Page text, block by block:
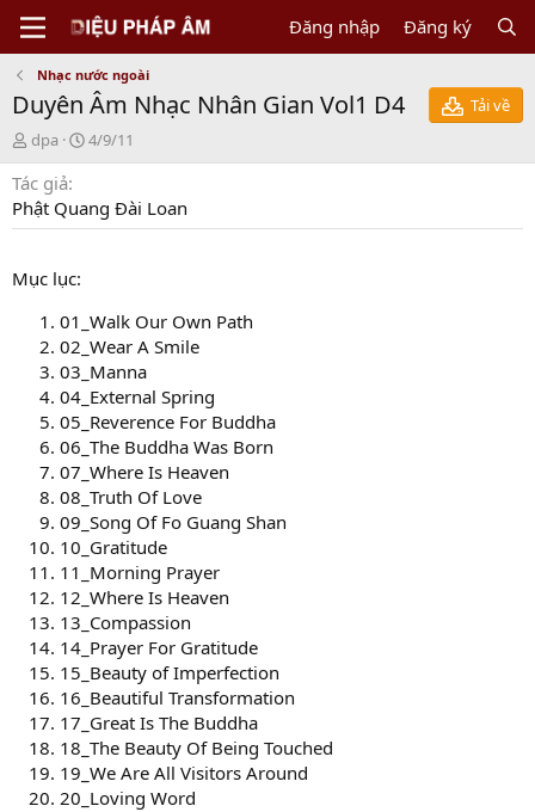
Đăng nhập Đăng ký
Nhạc nước ngoài
Duyên Âm Nhạc Nhân Gian Vol1 D4
Tải về
N
g
ư
ờ
i
i
dpa
C
r
a
t
a
t
e
4/9/11
Tác giả
Phật Quang Đài Loan
Mục lục:
01_Walk Our Own Path
02_Wear A Smile
03_Manna
04_External Spring
05_Reverence For Buddha
06_The Buddha Was Born
07_Where Is Heaven
08_Truth Of Love
09_Song Of Fo Guang Shan
10_Gratitude
11_Morning Prayer
12_Where Is Heaven
13_Compassion
14_Prayer For Gratitude
15_Beauty of Imperfection
16_Beautiful Transformation
17_Great Is The Buddha
18_The Beauty Of Being Touched
19_We Are All Visitors Around
20_Loving Word